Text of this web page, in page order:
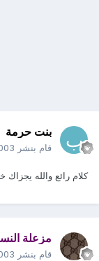
بنت حرمة
قام بنشر
كلام رائع والله
مزعلة النسا
قام بنشر